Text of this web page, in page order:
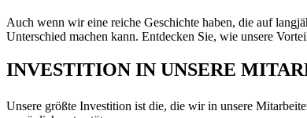
Auch wenn wir eine reiche Geschichte haben, die auf
Unterschied machen kann. Entdecken Sie, wie unsere
INVESTITION IN UNSERE
Unsere größte Investition ist die, die wir in unsere